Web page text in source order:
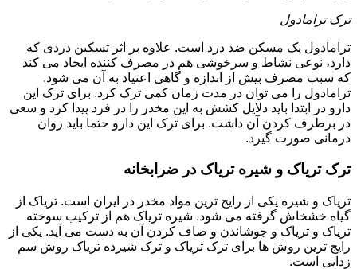
ترک ترامادول
ترامادول یک مسکن ضد درد است. علاوه بر اثر تسکین دردی که
دارد، نوعی نشاط و سرخوشی هم در مصرف کننده ایجاد می کند
که سبب مصرف بیش از اندازه و گاهی اعتیاد به آن می شود.
ترامادول را می توان در مدت زمان کمی ترک کرد. برای ترک این
دارو در ابتدا باید دلایل کشش به این مخدر را در فرد پیدا کرد و سعی
در برطرف کردن آن داشت. برای ترک این دارو حتما باید روان
درمانی صورت گیرد.
ترک تریاک و شیره تریاک در ضرابخانه
تریاک و شیره یکی از رایج ترین مواد مخدر در ایران است. تریاک از
گیاه خشخاش گرفته می شود. شیره تریاک هم از ترکیب سوخته
تریاک و تریاک و جوشاندن و صاف کردن آن به دست می آید. یکی از
رایج ترین روش ها برای ترک تریاک و ترک شیرده تریاک روش سم
زدایی است.